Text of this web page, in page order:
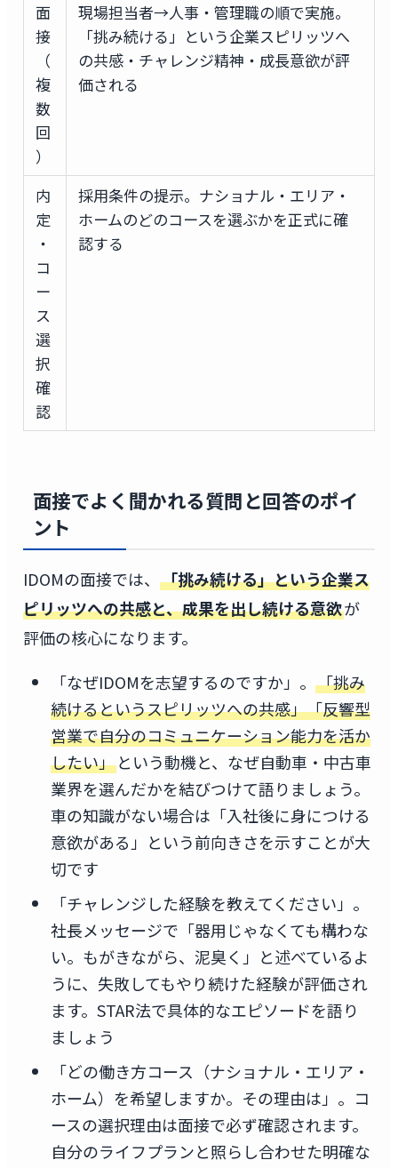
面
接
（
複
数
回
）
現場担当者→人事・管理職の順で実施。
「挑み続ける」という企業スピリッツへ
の共感・チャレンジ精神・成長意欲が評
価される
内
定
・
コ
ー
ス
選
択
確
認
採用条件の提示。ナショナル・エリア・
ホームのどのコースを選ぶかを正式に確
認する
面接でよく聞かれる質問と回答のポイ
ント
IDOMの面接では、 「挑み続ける」という企業ス
ピリッツへの共感と、成果を出し続ける意欲が
評価の核心になります。
「なぜIDOMを志望するのですか」。「挑み
続けるというスピリッツへの共感」「反響型
営業で自分のコミュニケーション能力を活か
したい」という動機と、なぜ自動車・中古車
業界を選んだかを結びつけて語りましょう。
車の知識がない場合は「入社後に身につける
意欲がある」という前向きさを示すことが大
切です
「チャレンジした経験を教えてください」。
社長メッセージで「器用じゃなくても構わな
い。もがきながら、泥臭く」と述べているよ
うに、失敗してもやり続けた経験が評価され
ます。STAR法で具体的なエピソードを語り
ましょう
「どの働き方コース（ナショナル・エリア・
ホーム）を希望しますか。その理由は」。コ
ースの選択理由は面接で必ず確認されます。
自分のライフプランと照らし合わせた明確な